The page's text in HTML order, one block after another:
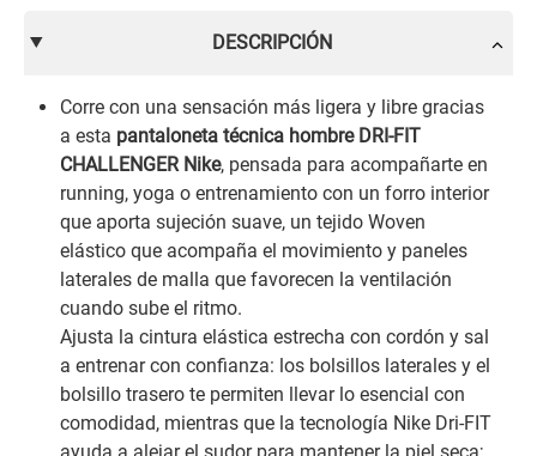
DESCRIPCIÓN
Corre con una sensación más ligera y libre gracias
a esta pantaloneta técnica hombre DRI-FIT
CHALLENGER Nike, pensada para acompañarte en
running, yoga o entrenamiento con un forro interior
que aporta sujeción suave, un tejido Woven
elástico que acompaña el movimiento y paneles
laterales de malla que favorecen la ventilación
cuando sube el ritmo.
Ajusta la cintura elástica estrecha con cordón y sal
a entrenar con confianza: los bolsillos laterales y el
bolsillo trasero te permiten llevar lo esencial con
comodidad, mientras que la tecnología Nike Dri-FIT
ayuda a alejar el sudor para mantener la piel seca;